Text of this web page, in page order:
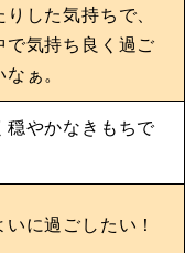
した気持ちで、
気持ち良く過ご
ぁ。
穏やかなきもちで
に過ごしたい！